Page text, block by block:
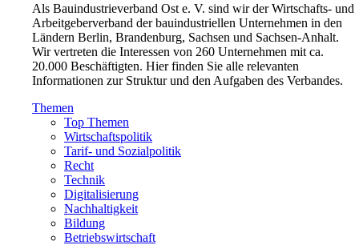
Als Bauindustrieverband Ost e. V. sind wir der Wirtschafts- und
Arbeitgeberverband der bauindustriellen Unternehmen in den
Ländern Berlin, Brandenburg, Sachsen und Sachsen-Anhalt.
Wir vertreten die Interessen von 260 Unternehmen mit ca.
20.000 Beschäftigten. Hier finden Sie alle relevanten
Informationen zur Struktur und den Aufgaben des Verbandes.
Themen
Top Themen
Wirtschaftspolitik
Tarif- und Sozialpolitik
Recht
Technik
Digitalisierung
Nachhaltigkeit
Bildung
Betriebswirtschaft